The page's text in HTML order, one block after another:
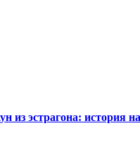
из эстрагона: история